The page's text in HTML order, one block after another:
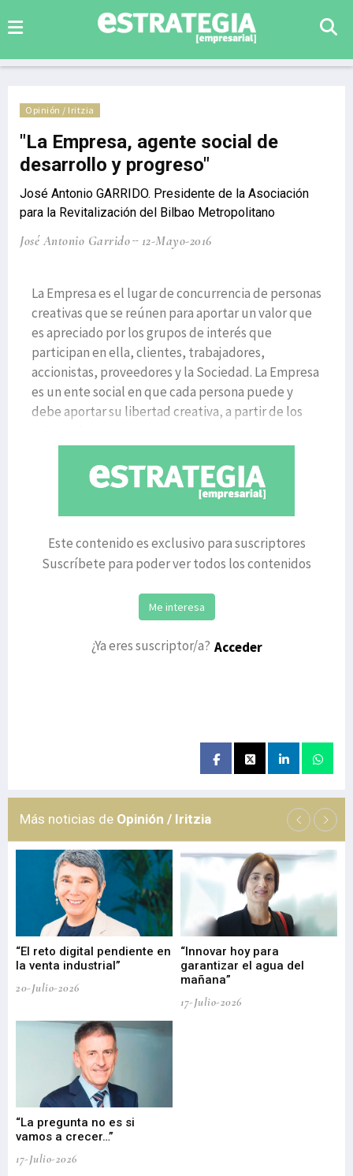
Opinión / Iritzia
"La Empresa, agente social de
desarrollo y progreso"
José Antonio GARRIDO. Presidente de la Asociación
para la Revitalización del Bilbao Metropolitano
José Antonio Garrido 12-Mayo-2016
La Empresa es el lugar de concurrencia de personas
creativas que se reúnen para aportar un valor que
es apreciado por los grupos de interés que
participan en ella, clientes, trabajadores,
accionistas, proveedores y la Sociedad. La Empresa
es un ente social en que cada persona puede y
debe aportar su libertad creativa, a partir de los
Este contenido es exclusivo para suscriptores
Suscríbete para poder ver todos los contenidos
Me interesa
¿Ya eres suscriptor/a? Acceder
Más noticias de Opinión / Iritzia
“El reto digital pendiente en
la venta industrial”
20-Julio-2026
“Innovar hoy para
garantizar el agua del
mañana”
17-Julio-2026
“La pregunta no es si
vamos a crecer…”
17-Julio-2026